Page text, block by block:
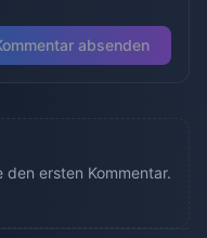
absenden
ersten Kommentar.